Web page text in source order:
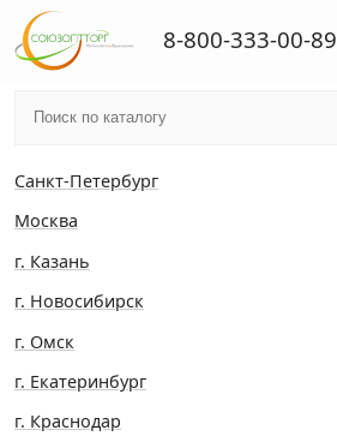
Санкт-Петербург
Москва
г. Казань
г. Новосибирск
г. Омск
г. Екатеринбург
г. Краснодар
8-800-333-00-89